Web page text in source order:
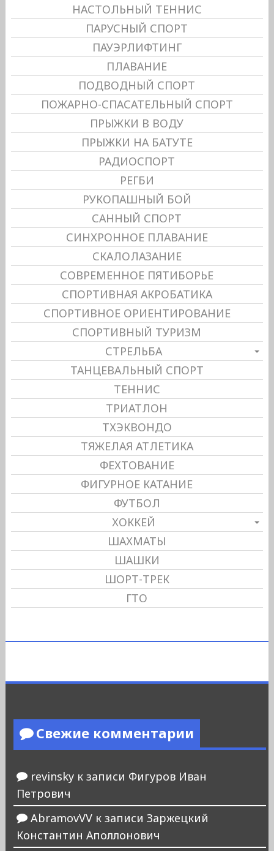
НАСТОЛЬНЫЙ ТЕННИС
ПАРУСНЫЙ СПОРТ
ПАУЭРЛИФТИНГ
ПЛАВАНИЕ
ПОДВОДНЫЙ СПОРТ
ПОЖАРНО-СПАСАТЕЛЬНЫЙ СПОРТ
ПРЫЖКИ В ВОДУ
ПРЫЖКИ НА БАТУТЕ
РАДИОСПОРТ
РЕГБИ
РУКОПАШНЫЙ БОЙ
САННЫЙ СПОРТ
СИНХРОННОЕ ПЛАВАНИЕ
СКАЛОЛАЗАНИЕ
СОВРЕМЕННОЕ ПЯТИБОРЬЕ
СПОРТИВНАЯ АКРОБАТИКА
СПОРТИВНОЕ ОРИЕНТИРОВАНИЕ
СПОРТИВНЫЙ ТУРИЗМ
СТРЕЛЬБА
ТАНЦЕВАЛЬНЫЙ СПОРТ
ТЕННИС
ТРИАТЛОН
ТХЭКВОНДО
ТЯЖЕЛАЯ АТЛЕТИКА
ФЕХТОВАНИЕ
ФИГУРНОЕ КАТАНИЕ
ФУТБОЛ
ХОККЕЙ
ШАХМАТЫ
ШАШКИ
ШОРТ-ТРЕК
ГТО
Свежие комментарии
revinskyк записи Фигуров Иван
Петрович
AbramovVVк записи Заржецкий
Константин Аполлонович